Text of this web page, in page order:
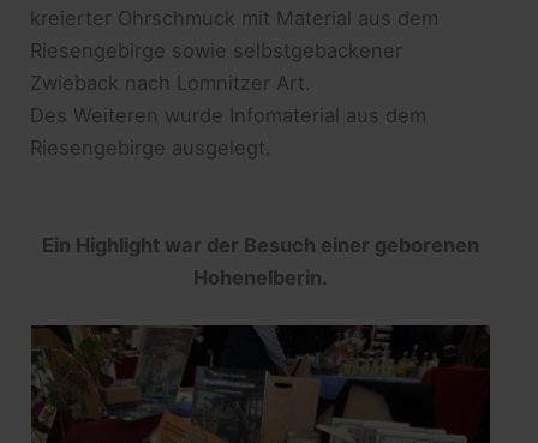
kreierter Ohrschmuck mit Material aus dem
Riesengebirge sowie selbstgebackener
Zwieback nach Lomnitzer Art.
Des Weiteren wurde Infomaterial aus dem
Riesengebirge ausgelegt.
Ein Highlight war der Besuch einer geborenen
Hohenelberin.